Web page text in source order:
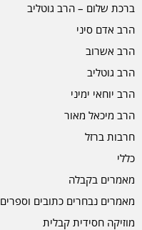
ברכת שלום – הרב גוטליב
הרב אדם סיני
הרב אשרוב
הרב גוטליב
הרב יוחאי ימיני
הרב מיכאל מאור
חרבות ברזל
כללי
מאמרים בקבלה
מאמרים נבחרים כתובים וספרים
מוזיקה חסידית קבלית